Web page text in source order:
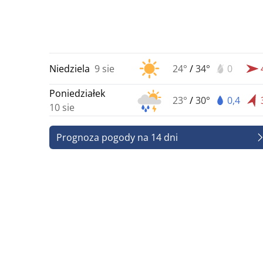
Niedziela 9 sie 24° /34° 0
Poniedziałek
10 sie
23° /30° 0,4
Prognoza pogody na 14 dni